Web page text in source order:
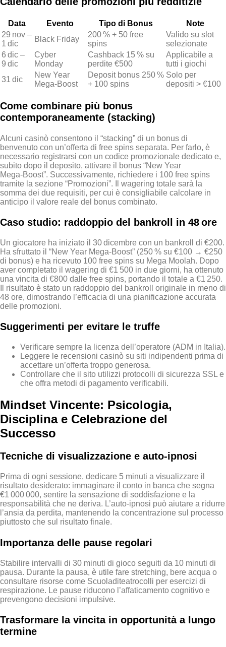
Data Evento Tipo di Bonus
Note
29 nov –
1 dic
Black Friday
200 % + 50 free
spins
Valido su slot
selezionate
6 dic –
9 dic
Cyber
Monday
Cashback 15 % su
perdite €500
Applicabile a
tutti i giochi
31 dic
New Year
Mega‑Boost
Deposit bonus 250 %
+ 100 spins
Solo per
depositi > €100
Come combinare più bonus
contemporaneamente (stacking)
Alcuni casinò consentono il “stacking” di un bonus di
benvenuto con un’offerta di free spins separata. Per farlo, è
necessario registrarsi con un codice promozionale dedicato e,
subito dopo il deposito, attivare il bonus “New Year
Mega‑Boost”. Successivamente, richiedere i 100 free spins
tramite la sezione “Promozioni”. Il wagering totale sarà la
somma dei due requisiti, per cui è consigliabile calcolare in
anticipo il valore reale del bonus combinato.
Caso studio: raddoppio del bankroll in 48 ore
Un giocatore ha iniziato il 30 dicembre con un bankroll di €200.
Ha sfruttato il “New Year Mega‑Boost” (250 % su €100 → €250
di bonus) e ha ricevuto 100 free spins su Mega Moolah. Dopo
aver completato il wagering di €1 500 in due giorni, ha ottenuto
una vincita di €800 dalle free spins, portando il totale a €1 250.
Il risultato è stato un raddoppio del bankroll originale in meno di
48 ore, dimostrando l’efficacia di una pianificazione accurata
delle promozioni.
Suggerimenti per evitare le truffe
Verificare sempre la licenza dell’operatore (ADM in Italia).
Leggere le recensioni casinò su siti indipendenti prima di
accettare un’offerta troppo generosa.
Controllare che il sito utilizzi protocolli di sicurezza SSL e
che offra metodi di pagamento verificabili.
Mindset Vincente: Psicologia,
Disciplina e Celebrazione del
Successo
Tecniche di visualizzazione e auto‑ipnosi
Prima di ogni sessione, dedicare 5 minuti a visualizzare il
risultato desiderato: immaginare il conto in banca che segna
€1 000 000, sentire la sensazione di soddisfazione e la
responsabilità che ne deriva. L’auto‑ipnosi può aiutare a ridurre
l’ansia da perdita, mantenendo la concentrazione sul processo
piuttosto che sul risultato finale.
Importanza delle pause regolari
Stabilire intervalli di 30 minuti di gioco seguiti da 10 minuti di
pausa. Durante la pausa, è utile fare stretching, bere acqua o
consultare risorse come Scuoladiteatrocolli per esercizi di
respirazione. Le pause riducono l’affaticamento cognitivo e
prevengono decisioni impulsive.
Trasformare la vincita in opportunità a lungo
termine